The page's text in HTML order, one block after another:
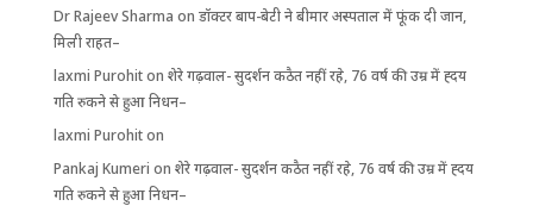
Dr Rajeev Sharma on डॉक्टर बाप-बेटी ने बीमार अस्पताल में फूंक दी जान,
मिली राहत–
laxmi Purohiton शेरे गढ़वाल- सुदर्शन कठैत नहीं रहे, 76 वर्ष की उम्र में ह्दय
गति रुकने से हुआ निधन–
laxmi Purohiton
Pankaj Kumeri on शेरे गढ़वाल- सुदर्शन कठैत नहीं रहे, 76 वर्ष की उम्र में ह्दय
गति रुकने से हुआ निधन–